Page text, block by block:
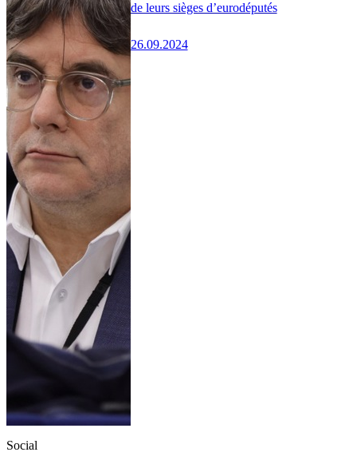
de leurs sièges d’eurodéputés
26.09.2024
Social